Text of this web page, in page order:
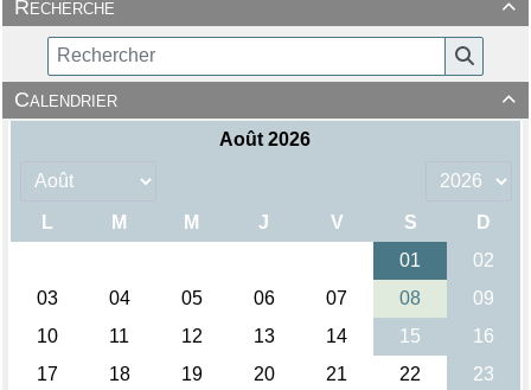

Recherche

Calendrier